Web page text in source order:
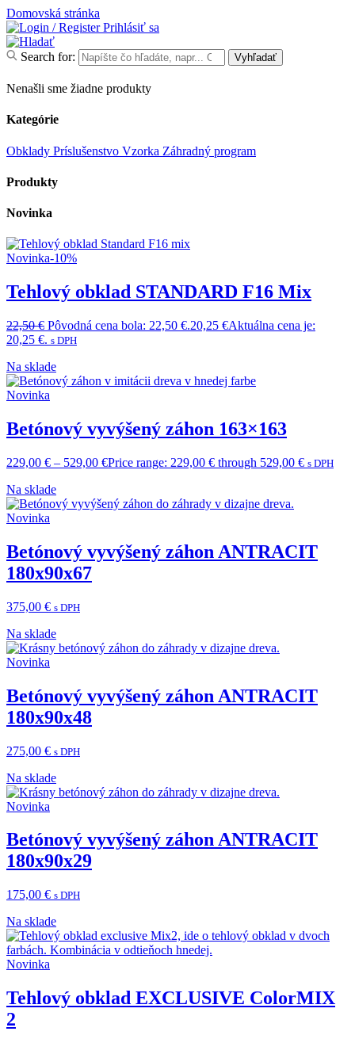
Domovská stránka
Prihlásiť sa
Search for: Vyhľadať
Nenašli sme žiadne produkty
Kategórie
Obklady Príslušenstvo Vzorka Záhradný program
Produkty
Novinka
Novinka-10%
Tehlový obklad STANDARD F16 Mix
22,50€ Pôvodná cena bola: 22,50 €.20,25 €Aktuálna cena je:
20,25 €. s DPH
Na sklade
Novinka
Betónový vyvýšený záhon 163×163
229,00 € – 529,00 €Price range: 229,00 € through 529,00 € s DPH
Na sklade
Novinka
Betónový vyvýšený záhon ANTRACIT
180x90x67
375,00 € s DPH
Na sklade
Novinka
Betónový vyvýšený záhon ANTRACIT
180x90x48
275,00 € s DPH
Na sklade
Novinka
Betónový vyvýšený záhon ANTRACIT
180x90x29
175,00 € s DPH
Na sklade
Novinka
Tehlový obklad EXCLUSIVE ColorMIX
2